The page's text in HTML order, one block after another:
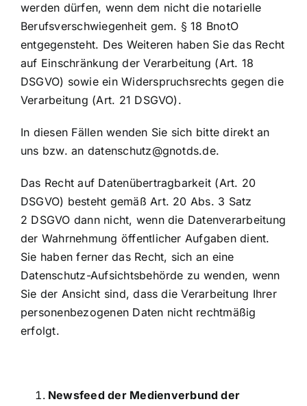
werden dürfen, wenn dem nicht die notarielle
Berufsverschwiegenheit gem. § 18 BnotO
entgegensteht. Des Weiteren haben Sie das Recht
auf Einschränkung der Verarbeitung (Art. 18
DSGVO) sowie ein Widerspruchsrechts gegen die
Verarbeitung (Art. 21 DSGVO).
In diesen Fällen wenden Sie sich bitte direkt an
uns bzw. an datenschutz@gnotds.de.
Das Recht auf Datenübertragbarkeit (Art. 20
DSGVO) besteht gemäß Art. 20 Abs. 3 Satz
2 DSGVO dann nicht, wenn die Datenverarbeitung
der Wahrnehmung öffentlicher Aufgaben dient.
Sie haben ferner das Recht, sich an eine
Datenschutz-Aufsichtsbehörde zu wenden, wenn
Sie der Ansicht sind, dass die Verarbeitung Ihrer
personenbezogenen Daten nicht rechtmäßig
erfolgt.
Newsfeed der Medienverbund der